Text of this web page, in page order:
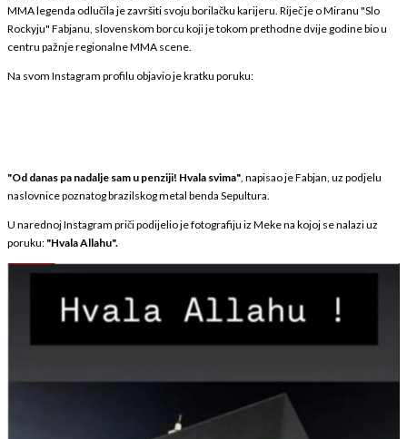
MMA legenda odlučila je završiti svoju borilačku karijeru. Riječ je o Miranu "Slo
Rockyju" Fabjanu, slovenskom borcu koji je tokom prethodne dvije godine bio u
centru pažnje regionalne MMA scene.
Na svom Instagram profilu objavio je kratku poruku:
"Od danas pa nadalje sam u penziji! Hvala svima" , napisao je Fabjan, uz podjelu
naslovnice poznatog brazilskog metal benda Sepultura.
U narednoj Instagram priči podijelio je fotografiju iz Meke na kojoj se nalazi uz
poruku: "Hvala Allahu".